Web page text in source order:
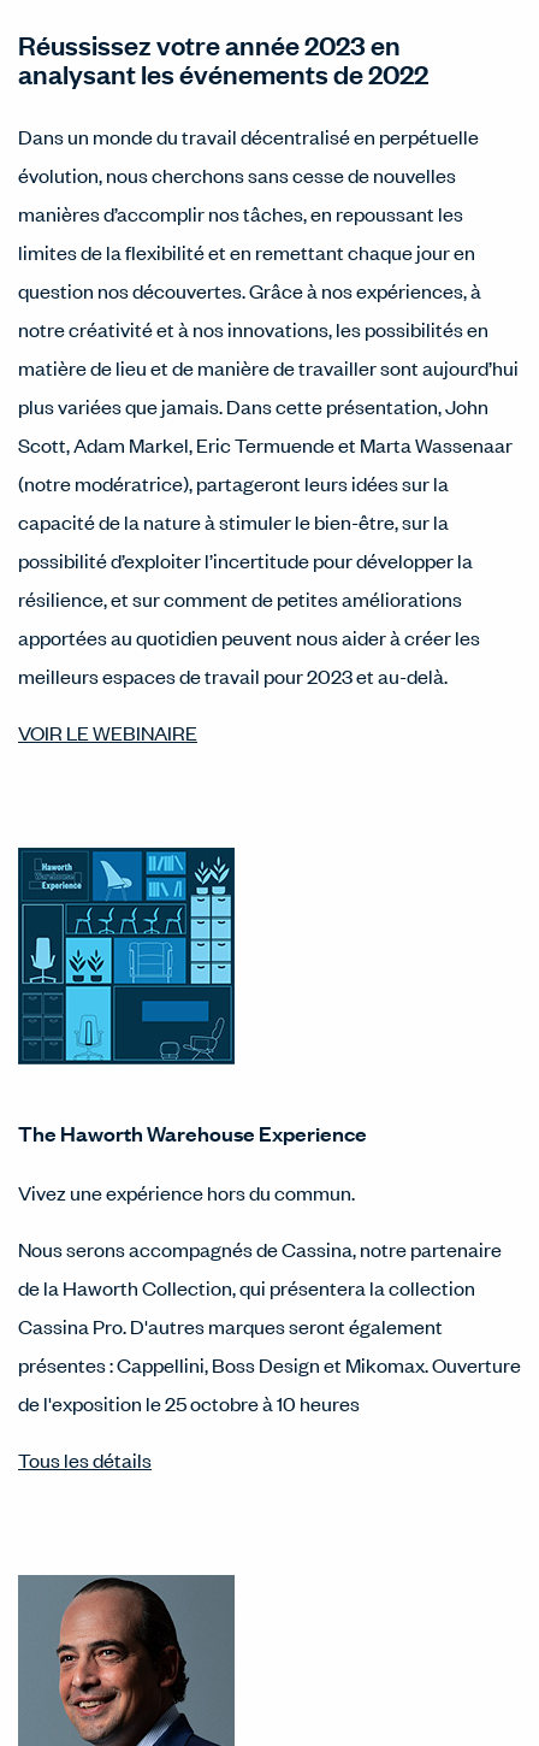
Réussissez votre année 2023 en
analysant les événements de 2022
Dans un monde du travail décentralisé en perpétuelle
évolution, nous cherchons sans cesse de nouvelles
manières d’accomplir nos tâches, en repoussant les
limites de la flexibilité et en remettant chaque jour en
question nos découvertes. Grâce à nos expériences, à
notre créativité et à nos innovations, les possibilités en
matière de lieu et de manière de travailler sont aujourd’hui
plus variées que jamais. Dans cette présentation, John
Scott, Adam Markel, Eric Termuende et Marta Wassenaar
(notre modératrice), partageront leurs idées sur la
capacité de la nature à stimuler le bien-être, sur la
possibilité d’exploiter l’incertitude pour développer la
résilience, et sur comment de petites améliorations
apportées au quotidien peuvent nous aider à créer les
meilleurs espaces de travail pour 2023 et au-delà.
VOIR LE WEBINAIRE
The Haworth Warehouse Experience
Vivez une expérience hors du commun.
Nous serons accompagnés de Cassina, notre partenaire
de la Haworth Collection, qui présentera la collection
Cassina Pro. D'autres marques seront également
présentes : Cappellini, Boss Design et Mikomax. Ouverture
de l'exposition le 25 octobre à 10 heures
Tous les détails